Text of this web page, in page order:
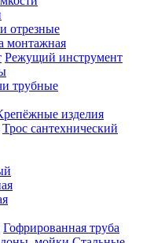
отрезные
монтажная
Режущий инструмент
трубные
изделия
Трос сантехнический
Гофрированная труба